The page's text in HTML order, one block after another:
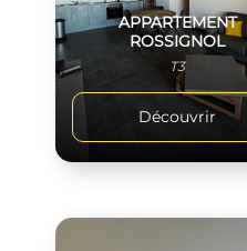
APPARTEMENT
ROSSIGNOL
T3
Découvrir